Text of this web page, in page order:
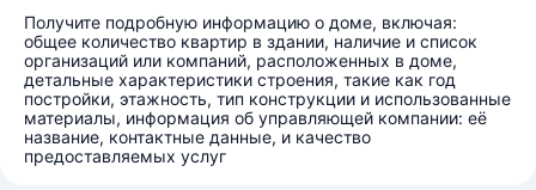
Получите подробную информацию о доме, включая:
общее количество квартир в здании, наличие и список
организаций или компаний, расположенных в доме,
детальные характеристики строения, такие как год
постройки, этажность, тип конструкции и использованные
материалы, информация об управляющей компании: её
название, контактные данные, и качество
предоставляемых услуг